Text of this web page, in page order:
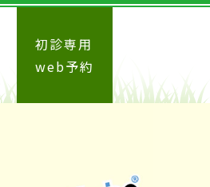
初診専用
web予約